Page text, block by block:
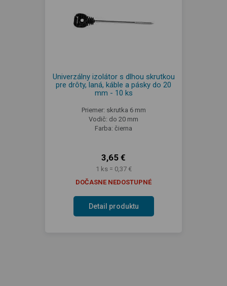
Univerzálny izolátor s dlhou skrutkou
pre drôty, laná, káble a pásky do 20
mm - 10 ks
Priemer: skrutka 6 mm
Vodič: do 20 mm
Farba: čierna
3,65 €
1 ks = 0,37 €
DOČASNE NEDOSTUPNÉ
Detail produktu